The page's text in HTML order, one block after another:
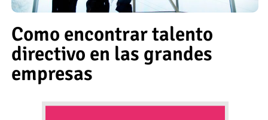
Como encontrar talento
directivo en las grandes
empresas